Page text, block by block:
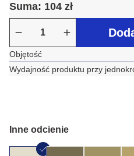
Suma: 104 zł
Objętość
Wydajność produktu przy
Inne odcienie